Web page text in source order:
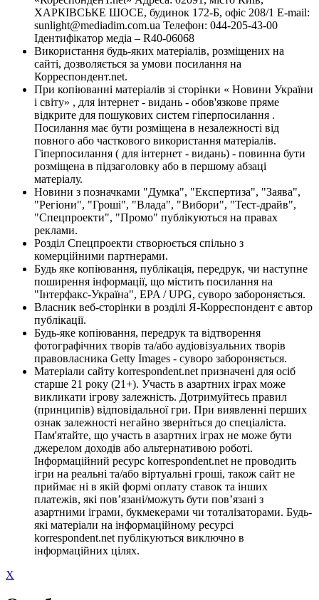
ХАРКІВСЬКЕ ШОСЕ, будинок 172-Б, офіс 208/1 E-mail:
sunlight@mediadim.com.ua Телефон: 044-205-43-00
Ідентифікатор медіа – R40-06068
Використання будь-яких матеріалів, розміщених на
сайті, дозволяється за умови посилання на
Корреспондент.net.
При копіюванні матеріалів зі сторінки « Новини України
і світу» , для інтернет - видань - обов'язкове пряме
відкрите для пошукових систем гіперпосилання .
Посилання має бути розміщена в незалежності від
повного або часткового використання матеріалів.
Гіперпосилання ( для інтернет - видань) - повинна бути
розміщена в підзаголовку або в першому абзаці
матеріалу.
Новини з позначками "Думка", "Експертиза", "Заява",
"Регіони", "Гроші", "Влада", "Вибори", "Тест-драйв",
"Спецпроекти", "Промо" публікуються на правах
реклами.
Розділ Спецпроекти створюється спільно з
комерційними партнерами.
Будь яке копіювання, публікація, передрук, чи наступне
поширення інформації, що містить посилання на
"Інтерфакс-Україна", EPA / UPG, суворо забороняється.
Власник веб-сторінки в розділі Я-Корреспондент є автор
публікації.
Будь-яке копіювання, передрук та відтворення
фотографічних творів та/або аудіовізуальних творів
правовласника Getty Images - суворо забороняється.
Матеріали сайту korrespondent.net призначені для осіб
старше 21 року (21+). Участь в азартних іграх може
викликати ігрову залежність. Дотримуйтесь правил
(принципів) відповідальної гри. При виявленні перших
ознак залежності негайно зверніться до спеціаліста.
Пам'ятайте, що участь в азартних іграх не може бути
джерелом доходів або альтернативою роботі.
Інформаційний ресурс korrespondent.net не проводить
ігри на реальні та/або віртуальні гроші, також сайт не
приймає ні в якій формі оплату ставок та інших
платежів, які пов’язані/можуть бути пов’язані з
азартними іграми, букмекерами чи тоталізаторами. Будь-
які матеріали на інформаційному ресурсі
korrespondent.net публікуються виключно в
інформаційних цілях.
X